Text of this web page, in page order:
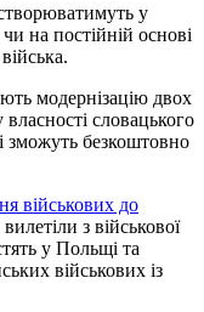
у
на постійній основі
модернізацію двох
словацького
зможуть безкоштовно
військових до
з військової
у Польщі та
військових із